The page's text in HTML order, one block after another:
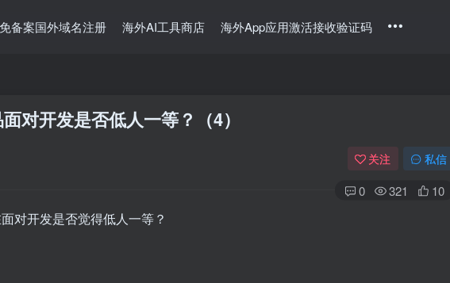
备案国外域名注册 海外AI工具商店 海外App应用激活接收验证码
对开发是否低人一等？（4）
关注 私信
0 321 10
对开发是否觉得低人一等？